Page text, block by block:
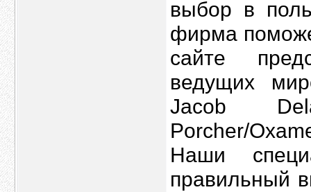
выбор в
фирма
сайте
ведущих
Jacob
Porcher/
Наши
правильный